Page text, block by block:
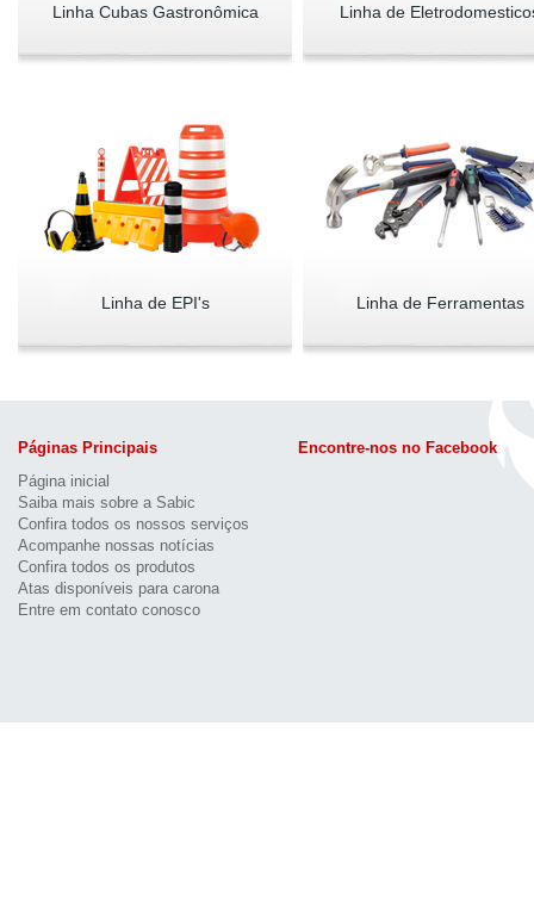
Linha Cubas Gastronômica Linha de
Linha de EPI's Linha de Ferramentas
Páginas Principais
Página inicial
Saiba mais sobre a Sabic
Confira todos os nossos serviços
Acompanhe nossas notícias
Confira todos os produtos
Atas disponíveis para carona
Entre em contato conosco
Encontre-nos no Facebook